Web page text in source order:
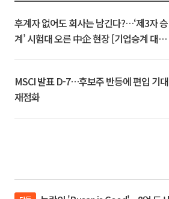
후계자 없어도 회사는 남긴다?…‘제3자 승
계’ 시험대 오른 中企 현장 [기업승계 대전
MSCI 발표 D-7…후보주 반등에 편입 기대
재점화